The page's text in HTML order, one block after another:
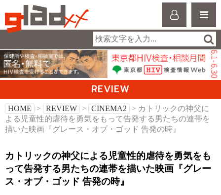
REVIEW
HOME > REVIEW > CINEMA2
> カトリックの神父に
よる児童性的虐待を勇気をもって告発する男たちの連帯を
描いた映画『グレース・オブ・ゴッド 告発の時』
カトリックの神父による児童性的虐待を勇気をも
って告発する男たちの連帯を描いた映画『グレー
ス・オブ・ゴッド 告発の時』